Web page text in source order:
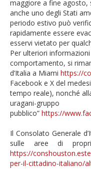
maggiore a fine agosto,
anche uno degli Stati
periodo estivo può
rapidamente essere
esservi vietato per
Per ulteriori
comportamento, si
d’Italia a Miami https://
Facebook e X del
tempo reale), nonché
uragani-gruppo
pubblico” https://
Il Consolato Generale
sulle aree di
https://
per-il-cittadino-italiano/